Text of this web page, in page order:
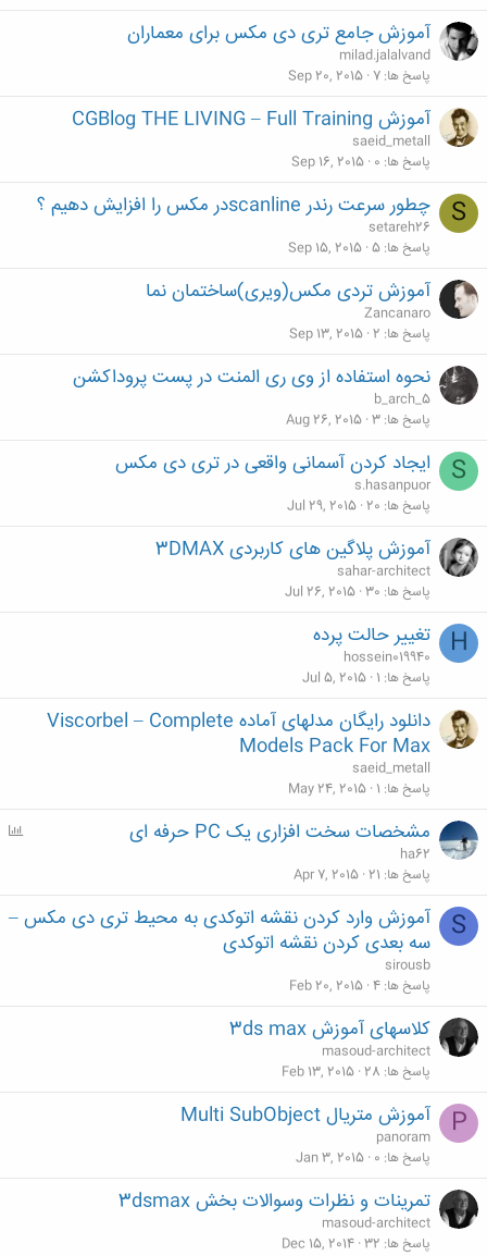
آموزش جامع تری دی مکس برای معماران
milad.jalalvand
پاسخ ها 7
Sep 20, 2015
آموزش CGBlog THE LIVING – Full Training
saeid_metall
پاسخ ها 0
Sep 16, 2015
S چطور سرعت رندر scanlineدر مکس را افزایش دهیم ؟
setareh26
پاسخ ها 5
Sep 15, 2015
آموزش تردی مکس(ویری)ساختمان نما
Zancanaro
پاسخ ها 2
Sep 13, 2015
نحوه استفاده از وی ری المنت در پست پروداکشن
b_arch_5
پاسخ ها 3
Aug 26, 2015
S ایجاد کردن آسمانی واقعی در تری دی مکس
s.hasanpuor
پاسخ ها 20
Jul 29, 2015
آموزش پلاگین های کاربردی 3DMAX
sahar-architect
پاسخ ها 30
Jul 26, 2015
H تغییر حالت پرده
hossein019940
پاسخ ها 1
Jul 5, 2015
دانلود رایگان مدلهای آماده Viscorbel – Complete
Models Pack For Max
saeid_metall
پاسخ ها 1
May 24, 2015
P
مشخصات سخت افزاری یک PC حرفه ای
ha62
پاسخ ها 21
Apr 7, 2015
S
آموزش وارد کردن نقشه اتوکدی به محیط تری دی مکس –
سه بعدی کردن نقشه اتوکدی
sirousb
پاسخ ها 4
Feb 20, 2015
کلاسهای آموزش 3ds max
masoud-architect
پاسخ ها 28
Feb 13, 2015
P آموزش متریال Multi SubObject
panoram
پاسخ ها 0
Jan 3, 2015
تمرینات و نظرات وسوالات بخش 3dsmax
masoud-architect
پاسخ ها 32
Dec 15, 2014